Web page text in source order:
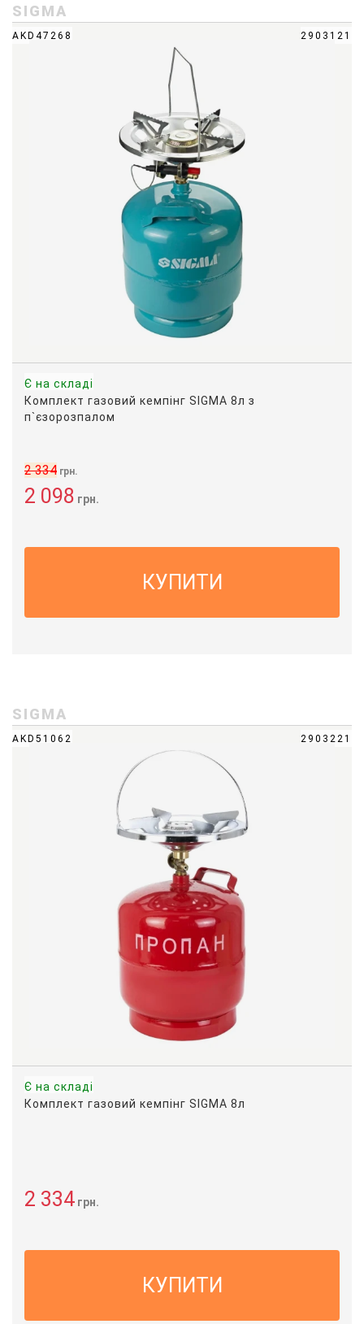
SIGMA
AKD47268 2903121
Є на складі
Комплект газовий кемпінг SIGMA 8л з
п`єзорозпалом
2 098 грн.
2 334 грн.
КУПИТИ
SIGMA
AKD51062 2903221
Є на складі
Комплект газовий кемпінг SIGMA 8л
2 334 грн.
КУПИТИ